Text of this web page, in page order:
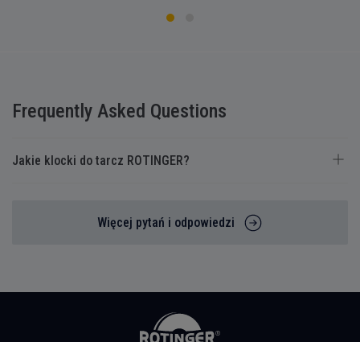
Frequently Asked Questions
Jakie klocki do tarcz ROTINGER?
Więcej pytań i odpowiedzi